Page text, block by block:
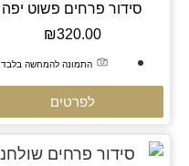
סידור פרחים פשוט יפה
₪320.00
התמונה להמחשה בלבד
לפרטים